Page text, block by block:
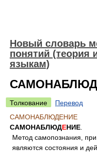
Новый словарь
понятий (теория
языкам)
Толкование
Перевод
САМОНАБЛЮДЕНИЕ
САМОНАБЛЮДЕНИЕ
Метод самопознания,
являются состояния и